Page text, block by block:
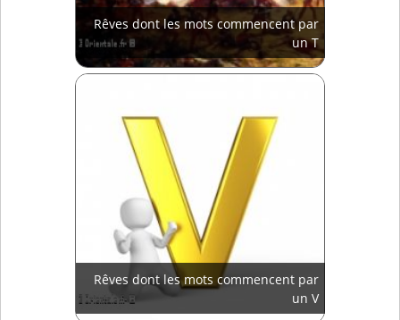
Rêves dont les mots commencent par
un T
Rêves dont les mots commencent par
un V